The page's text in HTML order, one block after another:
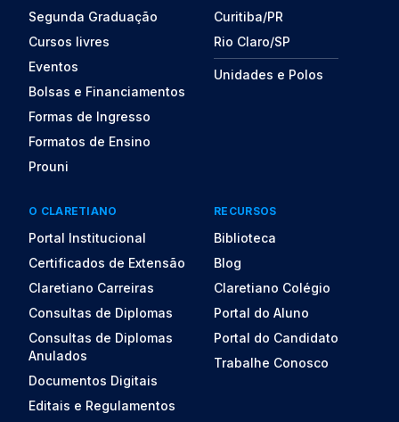
Segunda Graduação
Cursos livres
Eventos
Bolsas e Financiamentos
Formas de Ingresso
Formatos de Ensino
Prouni
O CLARETIANO
Portal Institucional
Certificados de Extensão
Claretiano Carreiras
Consultas de Diplomas
Consultas de Diplomas
Anulados
Documentos Digitais
Editais e Regulamentos
Curitiba/PR
Rio Claro/SP
Unidades e Polos
RECURSOS
Biblioteca
Blog
Claretiano Colégio
Portal do Aluno
Portal do Candidato
Trabalhe Conosco